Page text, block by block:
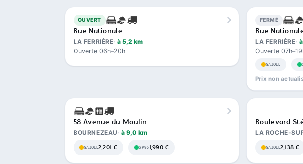
OUVERT
Rue Nationale
LA FERRIÈRE à 5,2 km
Ouverte 06h–20h
FERMÉ
Rue Nationale
LA FERRIÈRE
Ouverte
GAZOLE
Prix non
58 Avenue du Moulin
BOURNEZEAU à 9,0 km
GAZOLE2,201 € SP951,990 €
Boulevard
LA ROCHE-
GAZOLE2,138 €